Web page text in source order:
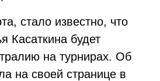
стало известно, что
Касаткина будет
на турнирах. Об
на своей странице в